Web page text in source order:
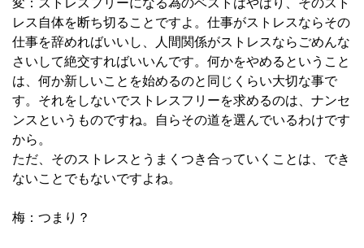
変：ストレスフリーになる為のベストはやはり、そのスト
レス自体を断ち切ることですよ。仕事がストレスならその
仕事を辞めればいいし、人間関係がストレスならごめんな
さいして絶交すればいいんです。何かをやめるということ
は、何か新しいことを始めるのと同じくらい大切な事で
す。それをしないでストレスフリーを求めるのは、ナンセ
ンスというものですね。自らその道を選んでいるわけです
から。
ただ、そのストレスとうまくつき合っていくことは、でき
ないことでもないですよね。
梅：つまり？